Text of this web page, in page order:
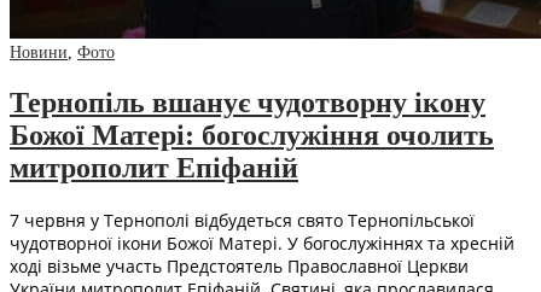
Новини, Фото
Тернопіль вшанує чудотворну ікону
Божої Матері: богослужіння очолить
митрополит Епіфаній
7 червня у Тернополі відбудеться свято Тернопільської
чудотворної ікони Божої Матері. У богослужіннях та хресній
ході візьме участь Предстоятель Православної Церкви